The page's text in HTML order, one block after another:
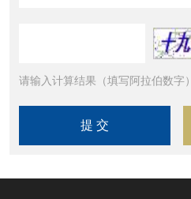
请输入计算结果（填写阿拉伯数字